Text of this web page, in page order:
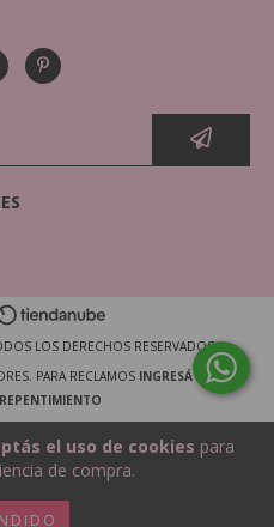
el uso de cookies para
de compra.
LOS DERECHOS RESERVADOS.
PARA RECLAMOS INGRESÁ ACÁ.